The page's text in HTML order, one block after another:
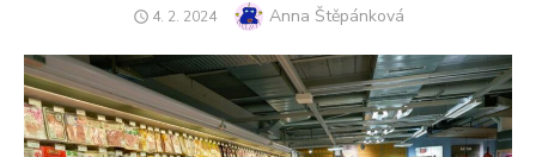
POSTED
4. 2. 2024 Author
Anna Štěpánková